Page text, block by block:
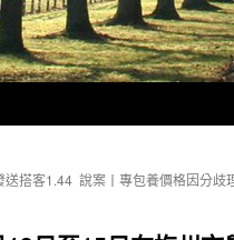
送搭客1.44 說案丨專包養價格因分歧